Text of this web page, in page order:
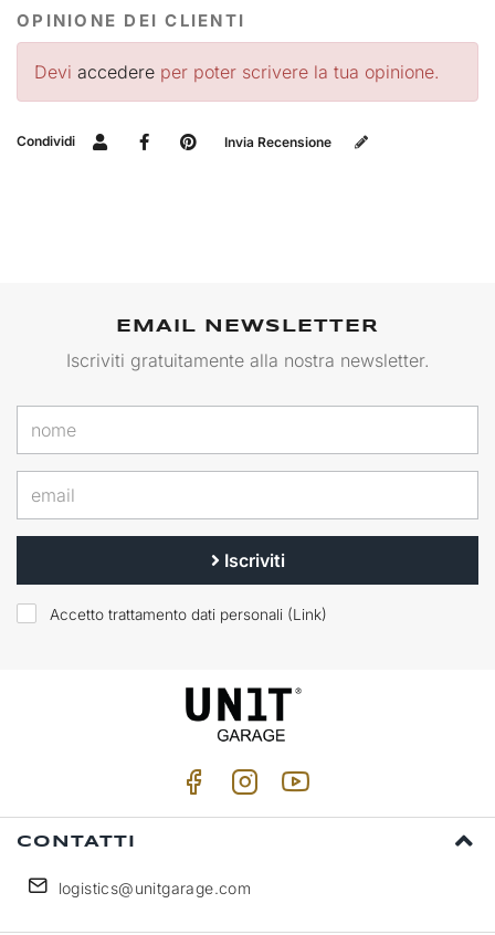
OPINIONE DEI CLIENTI
Devi accedere per poter scrivere la tua opinione.
Condividi Invia Recensione
EMAIL NEWSLETTER
Iscriviti gratuitamente alla nostra newsletter.
Iscriviti
Accetto trattamento dati personali (Link)
CONTATTI
logistics@unitgarage.com